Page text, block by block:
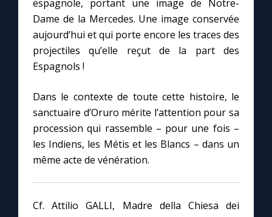
espagnole, portant une image de Notre-
Dame de la Mercedes. Une image conservée
aujourd’hui et qui porte encore les traces des
projectiles qu’elle reçut de la part des
Espagnols !
Dans le contexte de toute cette histoire, le
sanctuaire d’Oruro mérite l’attention pour sa
procession qui rassemble – pour une fois –
les Indiens, les Métis et les Blancs – dans un
même acte de vénération.
Cf. Attilio GALLI, Madre della Chiesa dei